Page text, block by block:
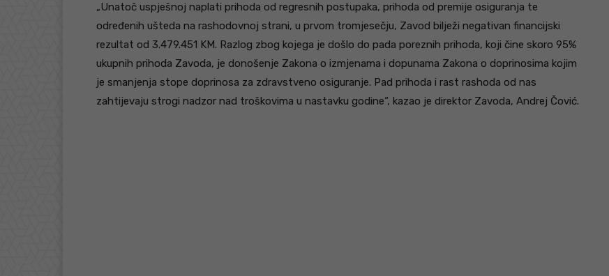
„Unatoč uspješnoj naplati prihoda od regresnih postupaka, prihoda od premije osiguranja te
određenih ušteda na rashodovnoj strani, u prvom tromjesečju, Zavod bilježi negativan financijski
rezultat od 3.479.451 KM. Razlog zbog kojega je došlo do pada poreznih prihoda, koji čine skoro 95%
ukupnih prihoda Zavoda, je donošenje Zakona o izmjenama i dopunama Zakona o doprinosima kojim
je smanjenja stope doprinosa za zdravstveno osiguranje. Pad prihoda i rast rashoda od nas
zahtijevaju strogi nadzor nad troškovima u nastavku godine“, kazao je direktor Zavoda, Andrej Čović.